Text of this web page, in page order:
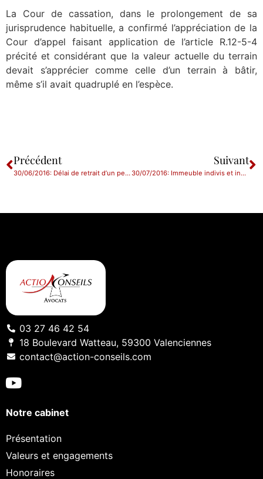
La Cour de cassation, dans le prolongement de sa
jurisprudence habituelle, a confirmé l’appréciation de la
Cour d’appel faisant application de l’article R.12-5-4
précité et considérant que la valeur actuelle du terrain
devait s’apprécier comme celle d’un terrain à bâtir,
même s’il avait quadruplé en l’espèce.
Précédent
30/06/2016: Délai de retrait d’un permis de construire obtenu par fraude
Suivant
30/07/2016: Immeuble indivis et indemnité d’occupation
03 27 46 42 54
18 Boulevard Watteau, 59300 Valenciennes
contact@action-conseils.com
Notre cabinet
Présentation
Valeurs et engagements
Honoraires